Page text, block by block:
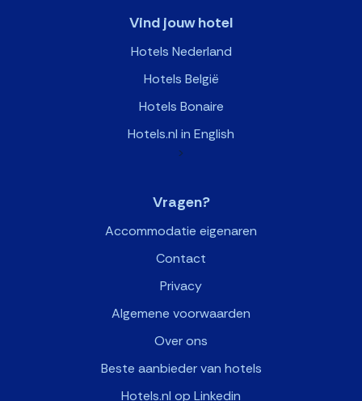
Vind jouw hotel
Hotels Nederland
Hotels België
Hotels Bonaire
Hotels.nl in English
>
Vragen?
Accommodatie eigenaren
Contact
Privacy
Algemene voorwaarden
Over ons
Beste aanbieder van hotels
Hotels.nl op Linkedin